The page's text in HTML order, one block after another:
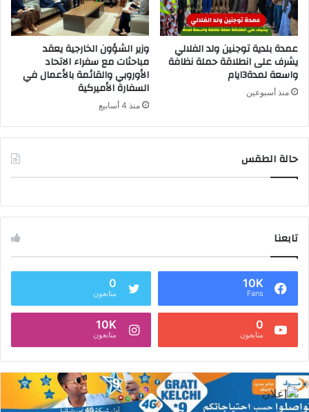
عمدة بلدية توجنين ولد الفلالي
يشرف على انطلاقة حملة نظافة
واسعة لمدة3ايام
منذ أسبوعين
وزير الشؤون الخارجية يعقد
مباحثات مع سفراء الاتحاد
الأوروبي والقائمة بالأعمال في
السفارة الأميركية
منذ 4 أسابيع
حالة الطقس
تابعنا
10K
Fans
0
متابعون
0
متابعون
10K
متابعون